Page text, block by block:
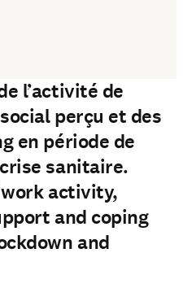
l’activité de
perçu et des
en période de
sanitaire.
activity,
and coping
and